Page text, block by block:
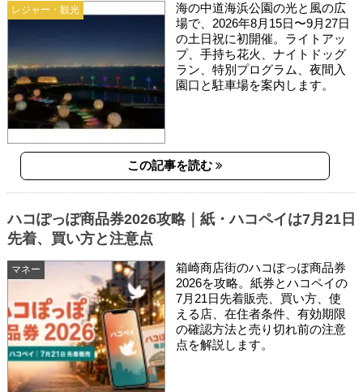
レジャー・観光
海の中道海浜公園の光と風の広
場で、2026年8月15日〜9月27日
の土日祝に初開催。ライトアッ
プ、手持ち花火、ナイトドッグ
ラン、特別プログラム、夜間入
園口と駐車場を案内します。
この記事を読む
マネー
ハコぽっぽ商品券2026攻略｜紙・ハコペイは7月21日
先着、買い方と注意点
箱崎商店街のハコぽっぽ商品券
2026を攻略。紙券とハコペイの
7月21日先着販売、買い方、使
える店、在住者条件、有効期限
の確認方法と売り切れ前の注意
点を解説します。